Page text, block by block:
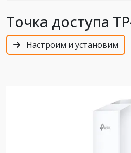
Точка доступа
Настроим и установим